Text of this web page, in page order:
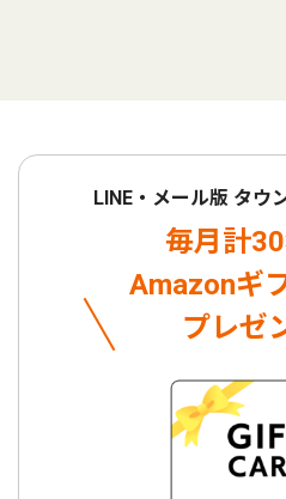
LINE・メール版 タウ
毎月計
Amazonギ
プレゼ